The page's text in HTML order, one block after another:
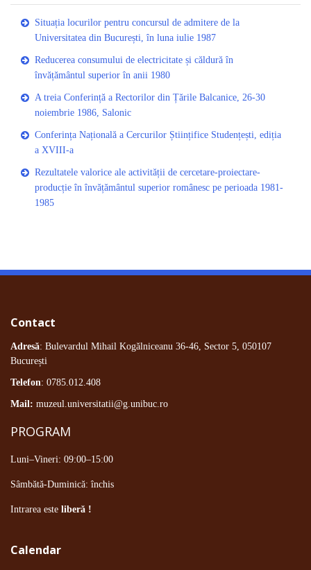
Situația locurilor pentru concursul de admitere de la
Universitatea din București, în luna iulie 1987
Reducerea consumului de electricitate și căldură în
învățământul superior în anii 1980
A treia Conferință a Rectorilor din Țările Balcanice, 26-30
noiembrie 1986, Salonic
Conferința Națională a Cercurilor Științifice Studențești, ediția
a XVIII-a
Rezultatele valorice ale activității de cercetare-proiectare-
producție în învățământul superior românesc pe perioada 1981-
1985
Contact
Adresă: Bulevardul Mihail Kogălniceanu 36-46, Sector 5, 050107
București
Telefon: 0785.012.408
Mail: muzeul.universitatii@g.unibuc.ro
PROGRAM
Luni–Vineri: 09:00–15:00
Sâmbătă-Duminică: închis
Intrarea este liberă !
Calendar